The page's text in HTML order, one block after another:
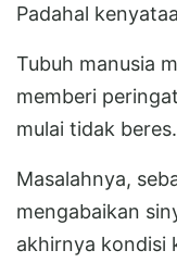
Padahal
Tubuh manusia
memberi
mulai tidak beres.
Masalahnya,
mengabaikan
akhirnya kondisi